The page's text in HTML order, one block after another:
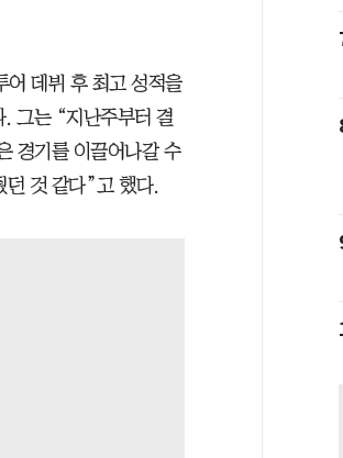
어 데뷔 후 최고 성적을
그는 “지난주부터 결
경기를 이끌어나갈 수
던 것 같다”고 했다.